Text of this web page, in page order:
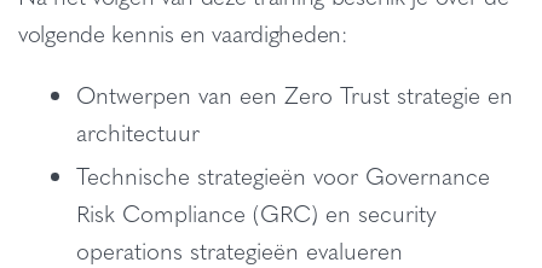
volgende kennis en vaardigheden:
Ontwerpen van een Zero Trust strategie en
architectuur
Technische strategieën voor Governance
Risk Compliance (GRC) en security
operations strategieën evalueren